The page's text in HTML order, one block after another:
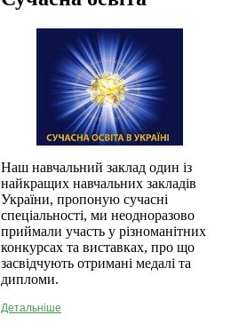
Наш навчальний заклад один із
найкращих навчальних закладів
України, пропоную сучасні
спеціальності, ми неодноразово
приймали участь у різноманітних
конкурсах та виставках, про що
засвідчують отримані медалі та
дипломи.
Детальніше